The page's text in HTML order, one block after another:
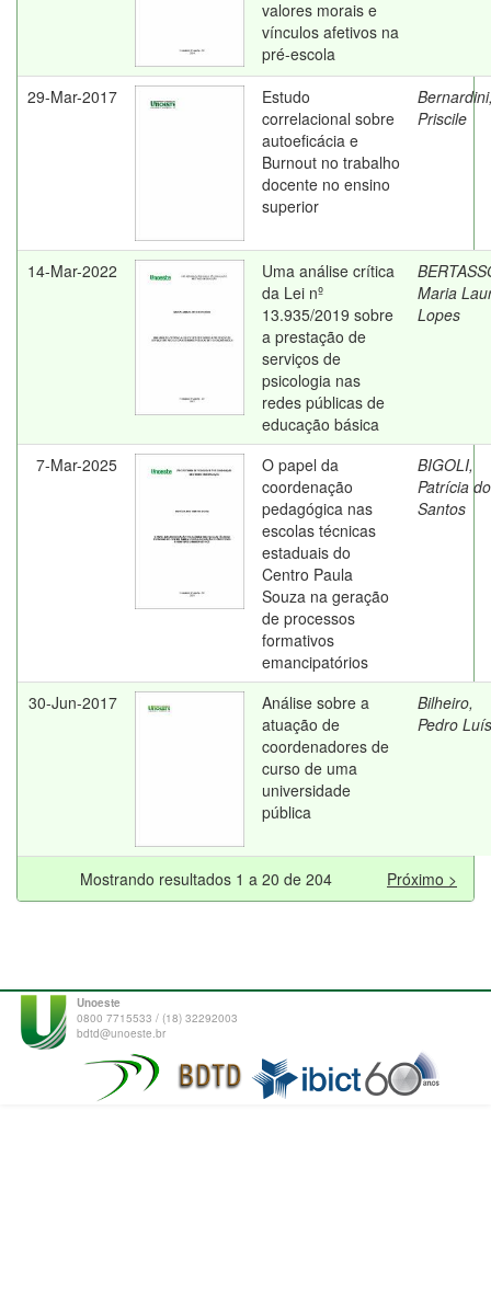
valores morais e
vínculos afetivos na
pré-escola
29-Mar-2017
Estudo
correlacional sobre
autoeficácia e
Burnout no trabalho
docente no ensino
superior
Priscile
14-Mar-2022
Uma análise crítica
da Lei nº
13.935/2019 sobre
a prestação de
serviços de
psicologia nas
redes públicas de
educação básica
Maria
Lopes
7-Mar-2025
O papel da
coordenação
pedagógica nas
escolas técnicas
estaduais do
Centro Paula
Souza na geração
de processos
formativos
emancipatórios
BIGOLI,
Patrícia
Santos
30-Jun-2017
Análise sobre a
atuação de
coordenadores de
curso de uma
universidade
pública
Bilheiro,
Pedro Luís
Mostrando resultados 1 a 20 de 204 Próximo >
Unoeste
0800 7715533 / (18) 32292003
bdtd@unoeste.br